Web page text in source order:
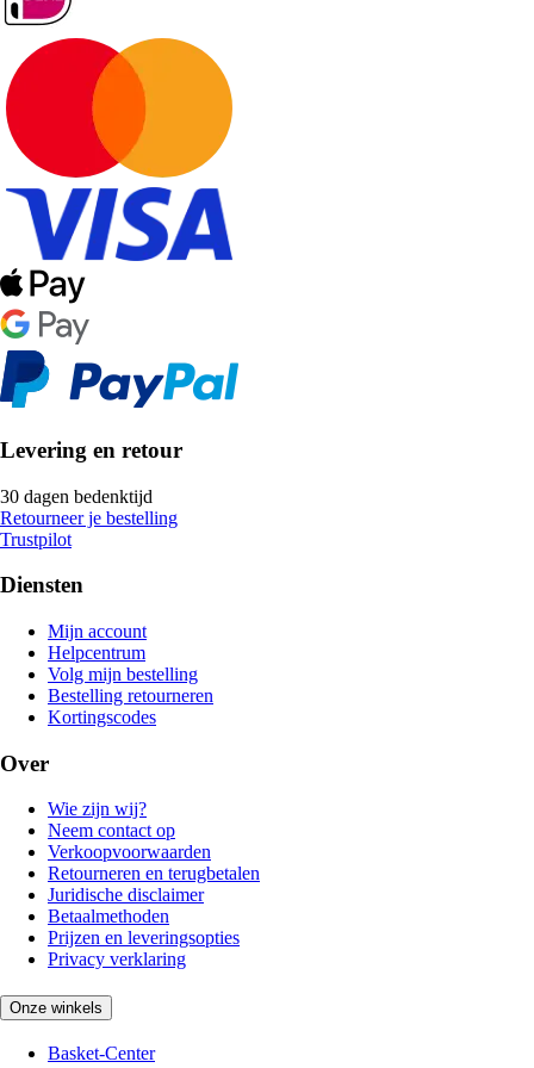
Levering en retour
30 dagen bedenktijd
Retourneer je bestelling
Trustpilot
Diensten
Mijn account
Helpcentrum
Volg mijn bestelling
Bestelling retourneren
Kortingscodes
Over
Wie zijn wij?
Neem contact op
Verkoopvoorwaarden
Retourneren en terugbetalen
Juridische disclaimer
Betaalmethoden
Prijzen en leveringsopties
Privacy verklaring
Onze winkels
Basket-Center